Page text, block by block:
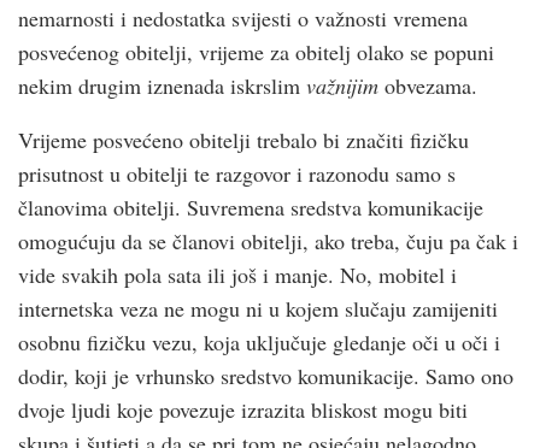
nemarnosti i nedostatka svijesti o važnosti vremena
posvećenog obitelji, vrijeme za obitelj olako se popuni
nekim drugim iznenada iskrslim važnijim obvezama.
Vrijeme posvećeno obitelji trebalo bi značiti fizičku
prisutnost u obitelji te razgovor i razonodu samo s
članovima obitelji. Suvremena sredstva komunikacije
omogućuju da se članovi obitelji, ako treba, čuju pa čak i
vide svakih pola sata ili još i manje. No, mobitel i
internetska veza ne mogu ni u kojem slučaju zamijeniti
osobnu fizičku vezu, koja uključuje gledanje oči u oči i
dodir, koji je vrhunsko sredstvo komunikacije. Samo ono
dvoje ljudi koje povezuje izrazita bliskost mogu biti